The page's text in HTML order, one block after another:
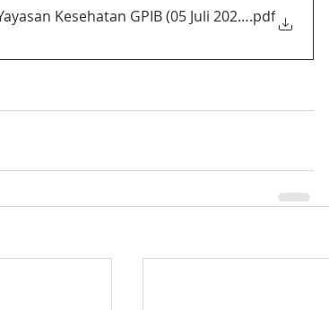
Kesehatan GPIB (05 Juli 2026).pdf